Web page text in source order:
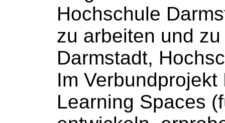
Hochschule
zu arbeiten und
Darmstadt,
Im Verbundprojekt
Learning Spaces